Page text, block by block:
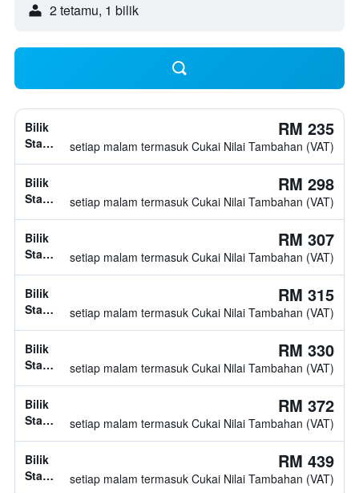
2 tetamu, 1 bilik
Bilik
Standard,
katil
tidak
diketahui
RM 235
setiap malam termasuk Cukai Nilai Tambahan (VAT)
Bilik
Standard,
katil
tidak
diketahui
RM 298
setiap malam termasuk Cukai Nilai Tambahan (VAT)
Bilik
Standard,
katil
tidak
diketahui
RM 307
setiap malam termasuk Cukai Nilai Tambahan (VAT)
Bilik
Standard,
katil
tidak
diketahui
RM 315
setiap malam termasuk Cukai Nilai Tambahan (VAT)
Bilik
Standard,
katil
tidak
diketahui
RM 330
setiap malam termasuk Cukai Nilai Tambahan (VAT)
Bilik
Standard,
katil
tidak
diketahui
RM 372
setiap malam termasuk Cukai Nilai Tambahan (VAT)
Bilik
Standard,
RM 439
setiap malam termasuk Cukai Nilai Tambahan (VAT)